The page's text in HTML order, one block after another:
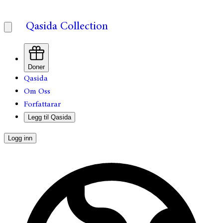
Qasida Collection
Doner
Qasida
Om Oss
Forfattarar
Legg til Qasida
Logg inn